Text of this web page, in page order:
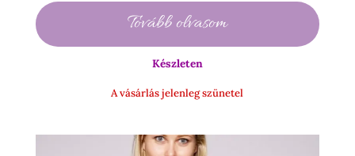
990 Ft
-
Tovább olvasom
Készleten
A vásárlás jelenleg szünetel